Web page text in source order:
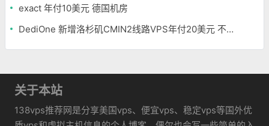
exact 年付10美元 德国机房
DediOne 新增洛杉矶CMIN2线路VPS年付20美元 不限流量
关于本站
138vps推荐网是分享美国vps、便宜vps、稳定vps等国外优